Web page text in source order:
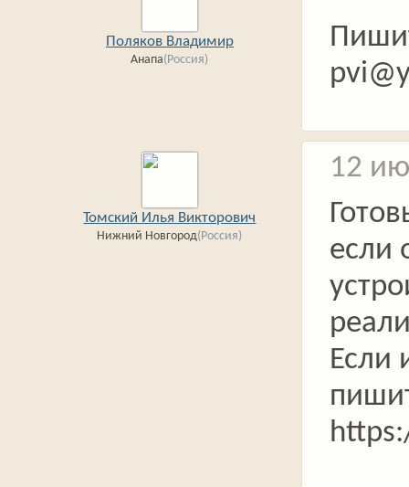
Поляков Владимир
Анапа(Россия)
Томский Илья Викторович
Нижний Новгород(Россия)
12
если
Если